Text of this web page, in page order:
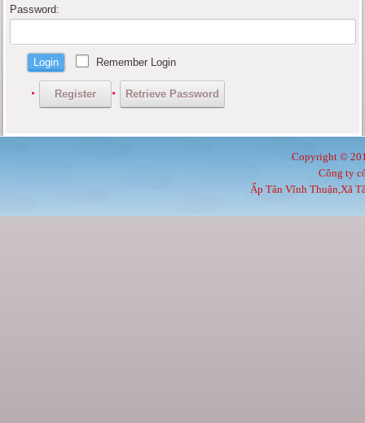
Password:
Login Remember Login
Register Retrieve Password
Copyright ©
Công ty
Ấp Tân Vĩnh Thuận,Xã